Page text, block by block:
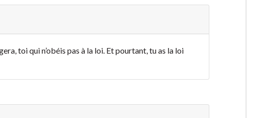
toi qui n’obéis pas à la loi. Et pourtant, tu as la loi